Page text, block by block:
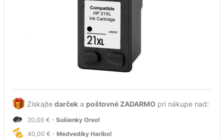
Získajte darček a poštovné ZADARMO pri nákupe nad:
20,00 € - Sušienky Oreo!
40,00 € - Medvedíky Haribo!